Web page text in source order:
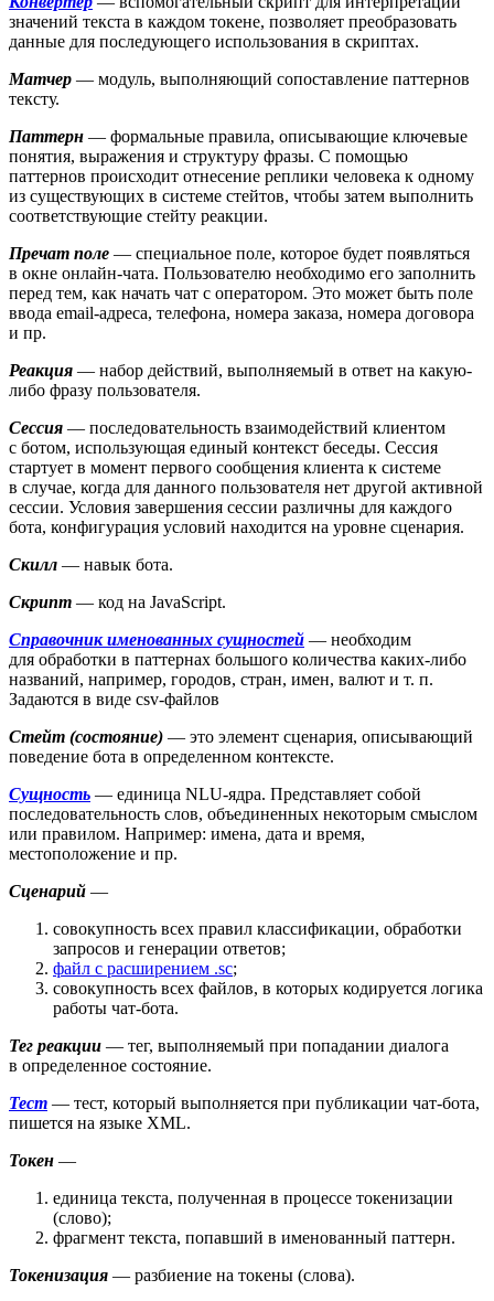
значений текста в каждом токене, позволяет преобразовать
данные для последующего использования в скриптах.
Матчер — модуль, выполняющий сопоставление паттернов
тексту.
Паттерн — формальные правила, описывающие ключевые
понятия, выражения и структуру фразы. С помощью
паттернов происходит отнесение реплики человека к одному
из существующих в системе стейтов, чтобы затем выполнить
соответствующие стейту реакции.
Пречат поле — специальное поле, которое будет появляться
в окне онлайн-чата. Пользователю необходимо его заполнить
перед тем, как начать чат с оператором. Это может быть поле
ввода email-адреса, телефона, номера заказа, номера договора
и пр.
Реакция — набор действий, выполняемый в ответ на какую-
либо фразу пользователя.
Сессия — последовательность взаимодействий клиентом
с ботом, использующая единый контекст беседы. Сессия
стартует в момент первого сообщения клиента к системе
в случае, когда для данного пользователя нет другой активной
сессии. Условия завершения сессии различны для каждого
бота, конфигурация условий находится на уровне сценария.
Скилл — навык бота.
Скрипт — код на JavaScript.
Справочник именованных сущностей — необходим
для обработки в паттернах большого количества каких-либо
названий, например, городов, стран, имен, валют и т. п.
Задаются в виде csv-файлов
Стейт (состояние) — это элемент сценария, описывающий
поведение бота в определенном контексте.
Сущность — единица NLU-ядра. Представляет собой
последовательность слов, объединенных некоторым смыслом
или правилом. Например: имена, дата и время,
местоположение и пр.
Сценарий —
совокупность всех правил классификации, обработки
запросов и генерации ответов;
файл с расширением .sc;
совокупность всех файлов, в которых кодируется логика
работы чат-бота.
Тег реакции — тег, выполняемый при попадании диалога
в определенное состояние.
Тест — тест, который выполняется при публикации чат-бота,
пишется на языке XML.
Токен —
единица текста, полученная в процессе токенизации
(слово);
фрагмент текста, попавший в именованный паттерн.
Токенизация — разбиение на токены (слова).